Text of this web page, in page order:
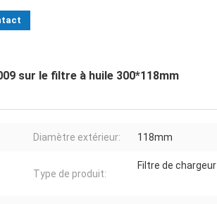
sur le filtre à huile 300*118mm
Diamètre extérieur: 118mm
Type de produit:
Filtre de chargeur